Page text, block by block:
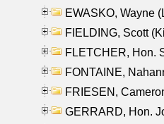
EWASKO, Wayne
FIELDING, Scott
FLETCHER, Hon.
FONTAINE,
FRIESEN,
GERRARD, Hon.